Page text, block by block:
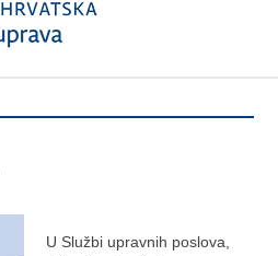
U Službi upravnih poslova,